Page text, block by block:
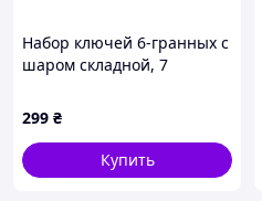
Набор ключей 6-гранных с
шаром складной, 7
10мм) Forsage F-5072BF
299 ₴
Купить